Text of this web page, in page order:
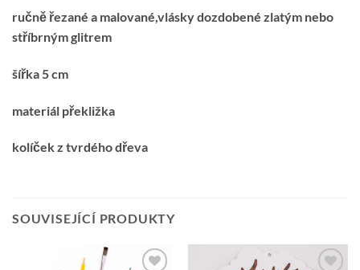
ručně řezané a malované,vlásky dozdobené zlatým nebo
stříbrným glitrem
šířka 5 cm
materiál překližka
kolíček z tvrdého dřeva
SOUVISEJÍCÍ PRODUKTY